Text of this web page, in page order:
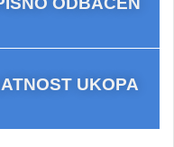
UKOPA